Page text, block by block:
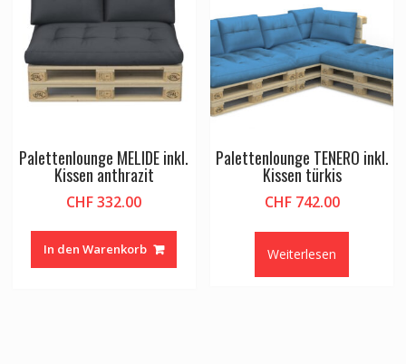
Palettenlounge MELIDE inkl.
Kissen anthrazit
CHF332.00
In den Warenkorb
Palettenlounge TENERO inkl.
Kissen türkis
CHF742.00
Weiterlesen